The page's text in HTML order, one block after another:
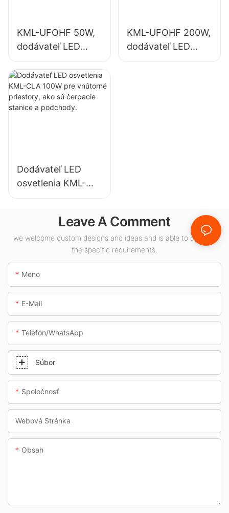
KML-UFOHF 50W,
dodávateľ LED
svietidiel do
vysokých hal pre
priemyselné
závody, sklady a
KML-UFOHF 200W,
dodávateľ LED
svietidiel pre
Dodávateľ LED
osvetlenia KML-
CLA 100W pre
ako sú čerpacie
stanice a
Leave A Comment
we welcome custom designs and ideas and is able to cater to
the specific requirements.
Meno
E-Mail
Telefón/whatsApp
Súbor
Spoločnosť
Webová Stránka
Obsah